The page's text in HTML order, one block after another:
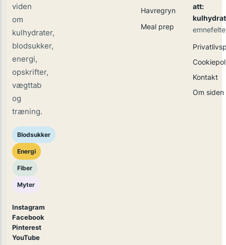
viden
om
kulhydrater,
blodsukker,
energi,
opskrifter,
vægttab
og
træning.
Blodsukker
Energi
Fiber
Myter
Instagram
Facebook
Pinterest
YouTube
Havregryn
Meal prep
att:
Kontakt
Om siden